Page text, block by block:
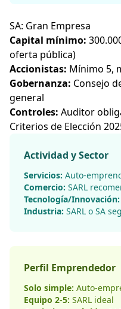
SA: Gran Empresa
Capital mínimo:
oferta pública)
Accionistas: Mínimo 5,
Gobernanza: Consejo
general
Controles: Auditor
Criterios de Elección
Actividad y Sector
Servicios: Auto-
Comercio: SARL
Tecnología/Innovación:
Industria: SARL o SA
Perfil Emprendedor
Solo simple: Auto-
Equipo 2-5: SARL ideal